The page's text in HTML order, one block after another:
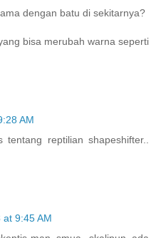
dengan batu di sekitarnya?
bisa merubah warna seperti
AM
reptilian shapeshifter..
9:45 AM